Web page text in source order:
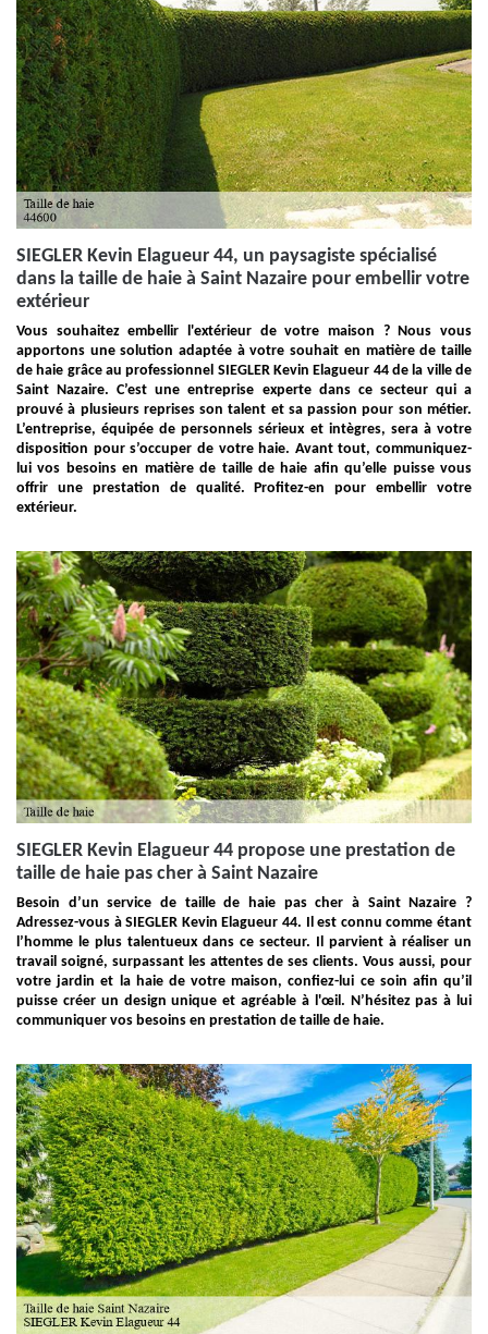
SIEGLER Kevin Elagueur 44, un paysagiste spécialisé
dans la taille de haie à Saint Nazaire pour embellir votre
extérieur
Vous souhaitez embellir l'extérieur de votre maison ? Nous vous
apportons une solution adaptée à votre souhait en matière de taille
de haie grâce au professionnel SIEGLER Kevin Elagueur 44 de la ville de
Saint Nazaire. C’est une entreprise experte dans ce secteur qui a
prouvé à plusieurs reprises son talent et sa passion pour son métier.
L’entreprise, équipée de personnels sérieux et intègres, sera à votre
disposition pour s’occuper de votre haie. Avant tout, communiquez-
lui vos besoins en matière de taille de haie afin qu’elle puisse vous
offrir une prestation de qualité. Profitez-en pour embellir votre
extérieur.
SIEGLER Kevin Elagueur 44 propose une prestation de
taille de haie pas cher à Saint Nazaire
Besoin d’un service de taille de haie pas cher à Saint Nazaire ?
Adressez-vous à SIEGLER Kevin Elagueur 44. Il est connu comme étant
l’homme le plus talentueux dans ce secteur. Il parvient à réaliser un
travail soigné, surpassant les attentes de ses clients. Vous aussi, pour
votre jardin et la haie de votre maison, confiez-lui ce soin afin qu’il
puisse créer un design unique et agréable à l'œil. N’hésitez pas à lui
communiquer vos besoins en prestation de taille de haie.